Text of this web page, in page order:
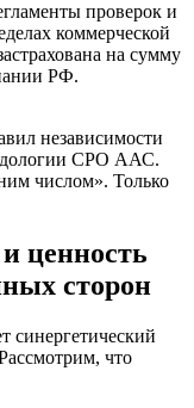
проверок и
коммерческой
на сумму
РФ.
независимости
СРО ААС.
числом». Только
ценность
сторон
синергетический
что